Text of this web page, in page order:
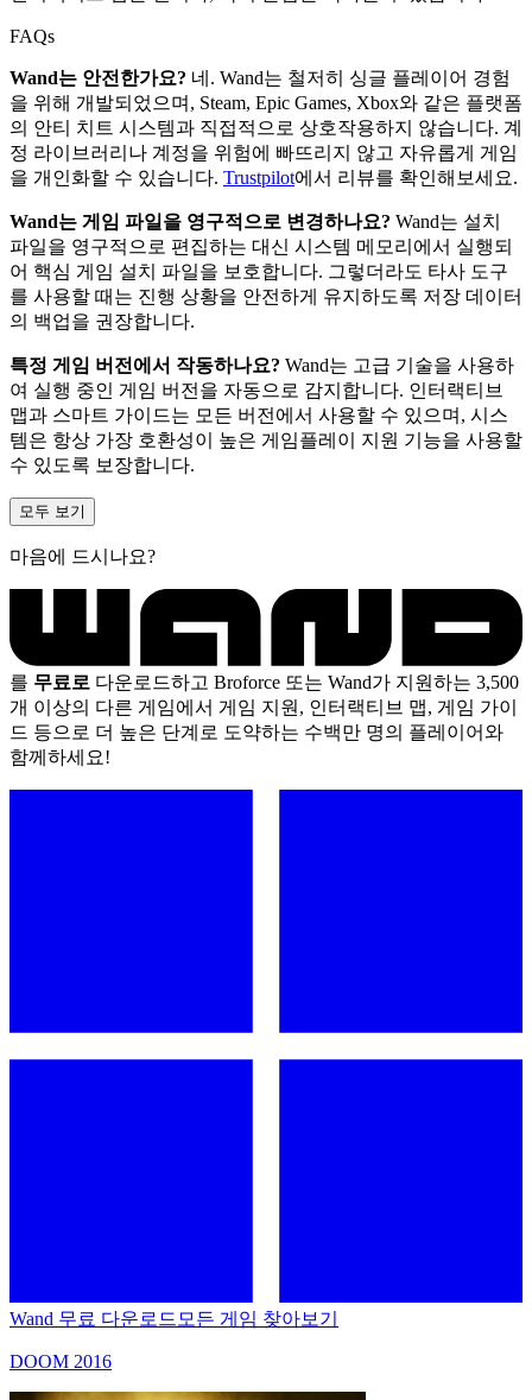
FAQs
Wand는 안전한가요? 네. Wand는 철저히 싱글 플레이어 경험
을 위해 개발되었으며, Steam, Epic Games, Xbox와 같은 플랫폼
의 안티 치트 시스템과 직접적으로 상호작용하지 않습니다. 계
정 라이브러리나 계정을 위험에 빠뜨리지 않고 자유롭게 게임
을 개인화할 수 있습니다. Trustpilot에서 리뷰를 확인해보세요.
Wand는 게임 파일을 영구적으로 변경하나요? Wand는 설치
파일을 영구적으로 편집하는 대신 시스템 메모리에서 실행되
어 핵심 게임 설치 파일을 보호합니다. 그렇더라도 타사 도구
를 사용할 때는 진행 상황을 안전하게 유지하도록 저장 데이터
의 백업을 권장합니다.
특정 게임 버전에서 작동하나요? Wand는 고급 기술을 사용하
여 실행 중인 게임 버전을 자동으로 감지합니다. 인터랙티브
맵과 스마트 가이드는 모든 버전에서 사용할 수 있으며, 시스
템은 항상 가장 호환성이 높은 게임플레이 지원 기능을 사용할
수 있도록 보장합니다.
모두 보기
마음에 드시나요?
를 무료로 다운로드하고 Broforce 또는 Wand가 지원하는 3,500
개 이상의 다른 게임에서 게임 지원, 인터랙티브 맵, 게임 가이
드 등으로 더 높은 단계로 도약하는 수백만 명의 플레이어와
함께하세요!
Wand 무료 다운로드 모든 게임 찾아보기
DOOM 2016